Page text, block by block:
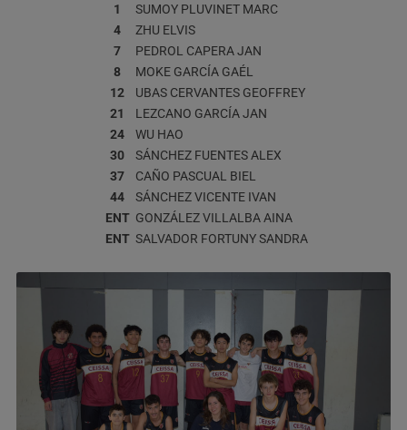
1 SUMOY PLUVINET MARC
4
ZHU ELVIS
7
PEDROL CAPERAJAN
8
MOKE GARCÍA GAÉL
12
UBAS CERVANTES GEOFFREY
21
LEZCANO GARCÍAJAN
24
WU HAO
30
SÁNCHEZ FUENTES ALEX
37
CAÑO PASCUAL BIEL
44
SÁNCHEZ VICENTE IVAN
ENT GONZÁLEZ VILLALBA AINA
ENT SALVADOR FORTUNYSANDRA